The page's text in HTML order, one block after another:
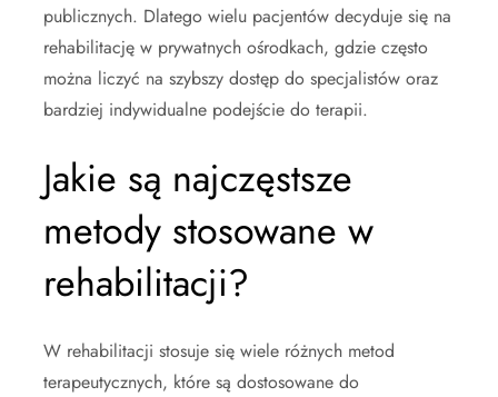
publicznych. Dlatego wielu pacjentów decyduje się na
rehabilitację w prywatnych ośrodkach, gdzie często
można liczyć na szybszy dostęp do specjalistów oraz
bardziej indywidualne podejście do terapii.
Jakie są najczęstsze
metody stosowane w
rehabilitacji?
W rehabilitacji stosuje się wiele różnych metod
terapeutycznych, które są dostosowane do